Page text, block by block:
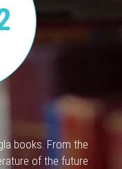
books. From the
of the future